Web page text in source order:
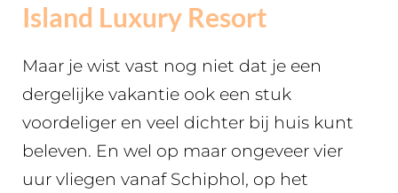
Island Luxury Resort
Maar je wist vast nog niet dat je een
dergelijke vakantie ook een stuk
voordeliger en veel dichter bij huis kunt
beleven. En wel op maar ongeveer vier
uur vliegen vanaf Schiphol, op het